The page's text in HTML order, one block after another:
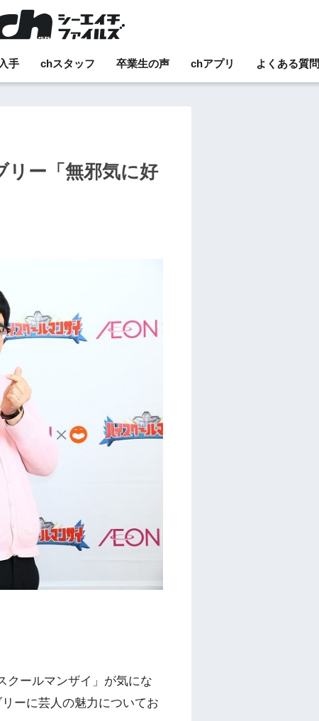
手 chスタッフ 卒業生の声 chアプリ よくある質問
リー「無邪気に好
クールマンザイ」が気にな
ーに芸人の魅力についてお